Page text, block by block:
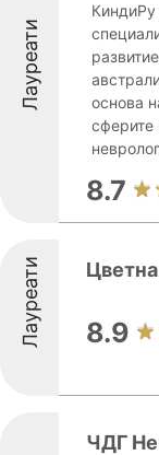
Лауреати
основа
сферите
8.7
Лауреати 8.9
ЧДГ